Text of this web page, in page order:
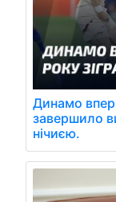
Динамо
завершило
нічиєю.